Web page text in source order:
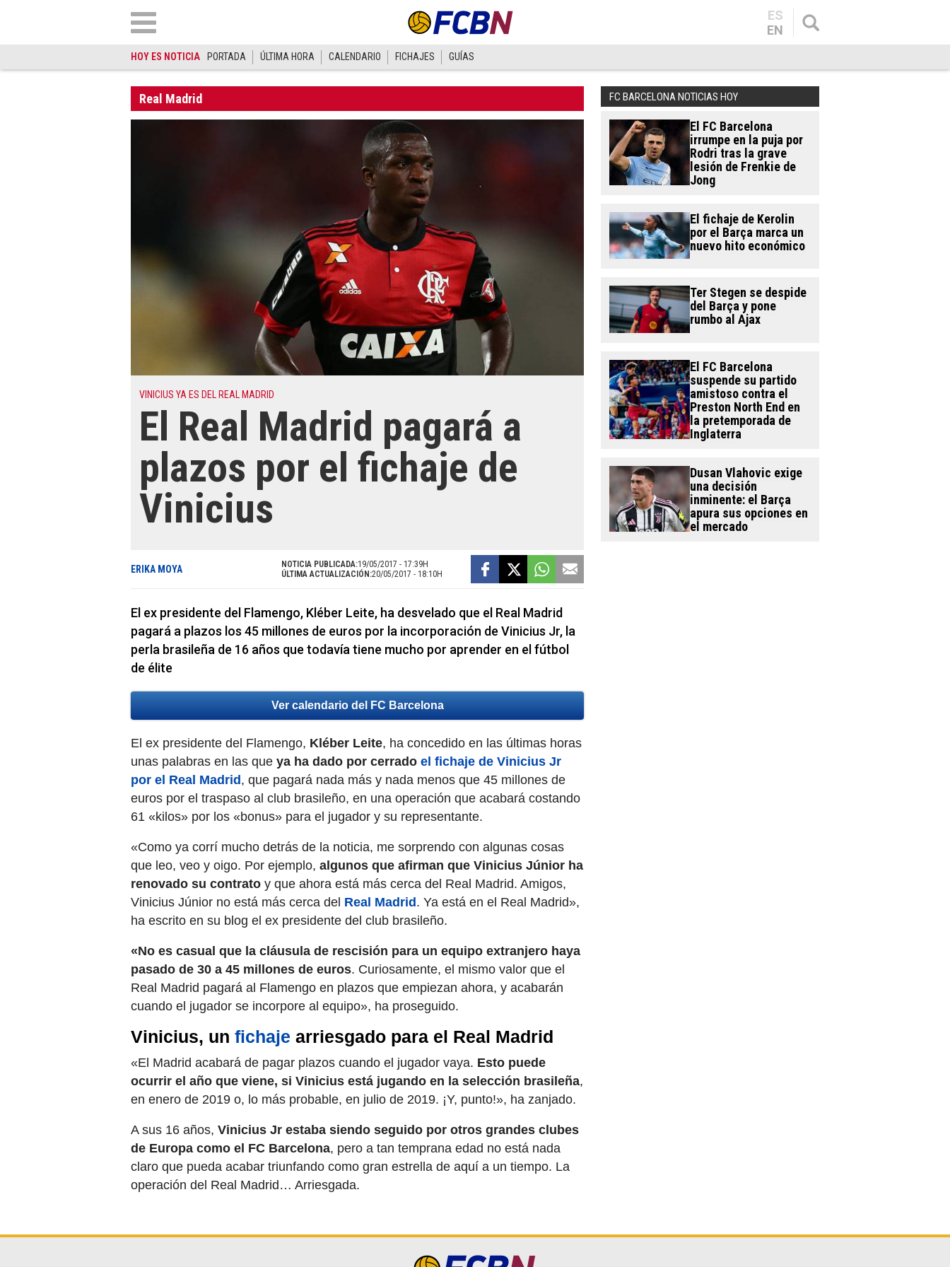
ES
EN
HOY ES NOTICIA PORTADA ÚLTIMA HORA CALENDARIO FICHAJES GUÍAS
Real Madrid
VINICIUS YA ES DEL REAL MADRID
El Real Madrid pagará a
plazos por el fichaje de
Vinicius
ERIKA MOYA NOTICIA PUBLICADA:19/05/2017 - 17:39H
ÚLTIMA ACTUALIZACIÓN:20/05/2017 - 18:10H
El ex presidente del Flamengo, Kléber Leite, ha desvelado que el Real Madrid
pagará a plazos los 45 millones de euros por la incorporación de Vinicius Jr, la
perla brasileña de 16 años que todavía tiene mucho por aprender en el fútbol
de élite
Ver calendario del FC Barcelona
El ex presidente del Flamengo, Kléber Leite, ha concedido en las últimas horas
unas palabras en las que ya ha dado por cerrado el fichaje de Vinicius Jr
por el Real Madrid , que pagará nada más y nada menos que 45 millones de
euros por el traspaso al club brasileño, en una operación que acabará costando
61 «kilos» por los «bonus» para el jugador y su representante.
«Como ya corrí mucho detrás de la noticia, me sorprendo con algunas cosas
que leo, veo y oigo. Por ejemplo, algunos que afirman que Vinicius Júnior ha
renovado su contrato y que ahora está más cerca del Real Madrid. Amigos,
Vinicius Júnior no está más cerca del Real Madrid . Ya está en el Real Madrid»,
ha escrito en su blog el ex presidente del club brasileño.
«No es casual que la cláusula de rescisión para un equipo extranjero haya
pasado de 30 a 45 millones de euros. Curiosamente, el mismo valor que el
Real Madrid pagará al Flamengo en plazos que empiezan ahora, y acabarán
cuando el jugador se incorpore al equipo», ha proseguido.
Vinicius, un fichaje arriesgado para el Real Madrid
«El Madrid acabará de pagar plazos cuando el jugador vaya. Esto puede
ocurrir el año que viene, si Vinicius está jugando en la selección brasileña,
en enero de 2019 o, lo más probable, en julio de 2019. ¡Y, punto!», ha zanjado.
A sus 16 años, Vinicius Jr estaba siendo seguido por otros grandes clubes
de Europa como el FC Barcelona, pero a tan temprana edad no está nada
claro que pueda acabar triunfando como gran estrella de aquí a un tiempo. La
operación del Real Madrid… Arriesgada.
FC BARCELONA NOTICIAS HOY
El FC Barcelona
irrumpe en la puja por
Rodri tras la grave
lesión de Frenkie de
Jong
El fichaje de Kerolin
por el Barça marca un
nuevo hito económico
Ter Stegen se despide
del Barça y pone
rumbo al Ajax
El FC Barcelona
suspende su partido
amistoso contra el
Preston North End en
la pretemporada de
Inglaterra
Dusan Vlahovic exige
una decisión
inminente: el Barça
apura sus opciones en
el mercado